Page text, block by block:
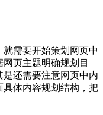
需要开始策划网页中
页主题明确规划目
还需要注意网页中内
体内容规划结构，把